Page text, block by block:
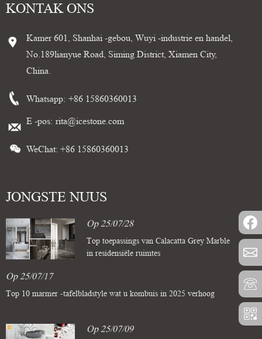
KONTAK ONS
Kamer 601, Shanhai -gebou, Wuyi -industrie en handel,
No.189lianyue Road, Siming District, Xiamen City,
China.
Whatsapp: +86 15860360013
E -pos: rita@icestone.com
WeChat: +86 15860360013
JONGSTE NUUS
Op 25/07/28
Top toepassings van Calacatta Grey Marble
in residensiële ruimtes
Op 25/07/17
Top 10 marmer -tafelbladstyle wat u kombuis in 2025 verhoog
Op 25/07/09